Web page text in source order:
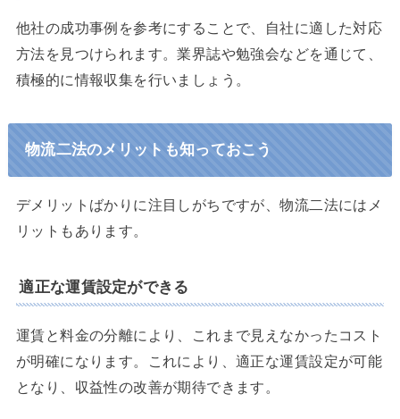
他社の成功事例を参考にすることで、自社に適した対応
方法を見つけられます。業界誌や勉強会などを通じて、
積極的に情報収集を行いましょう。
物流二法のメリットも知っておこう
デメリットばかりに注目しがちですが、物流二法にはメ
リットもあります。
適正な運賃設定ができる
運賃と料金の分離により、これまで見えなかったコスト
が明確になります。これにより、適正な運賃設定が可能
となり、収益性の改善が期待できます。